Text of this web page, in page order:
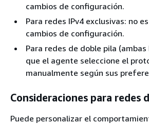
cambios de configuración.
Para redes IPv4 exclusivas: no
cambios de configuración.
Para redes de doble pila (ambas
que el agente seleccione el
manualmente según sus
Consideraciones para redes
Puede personalizar el